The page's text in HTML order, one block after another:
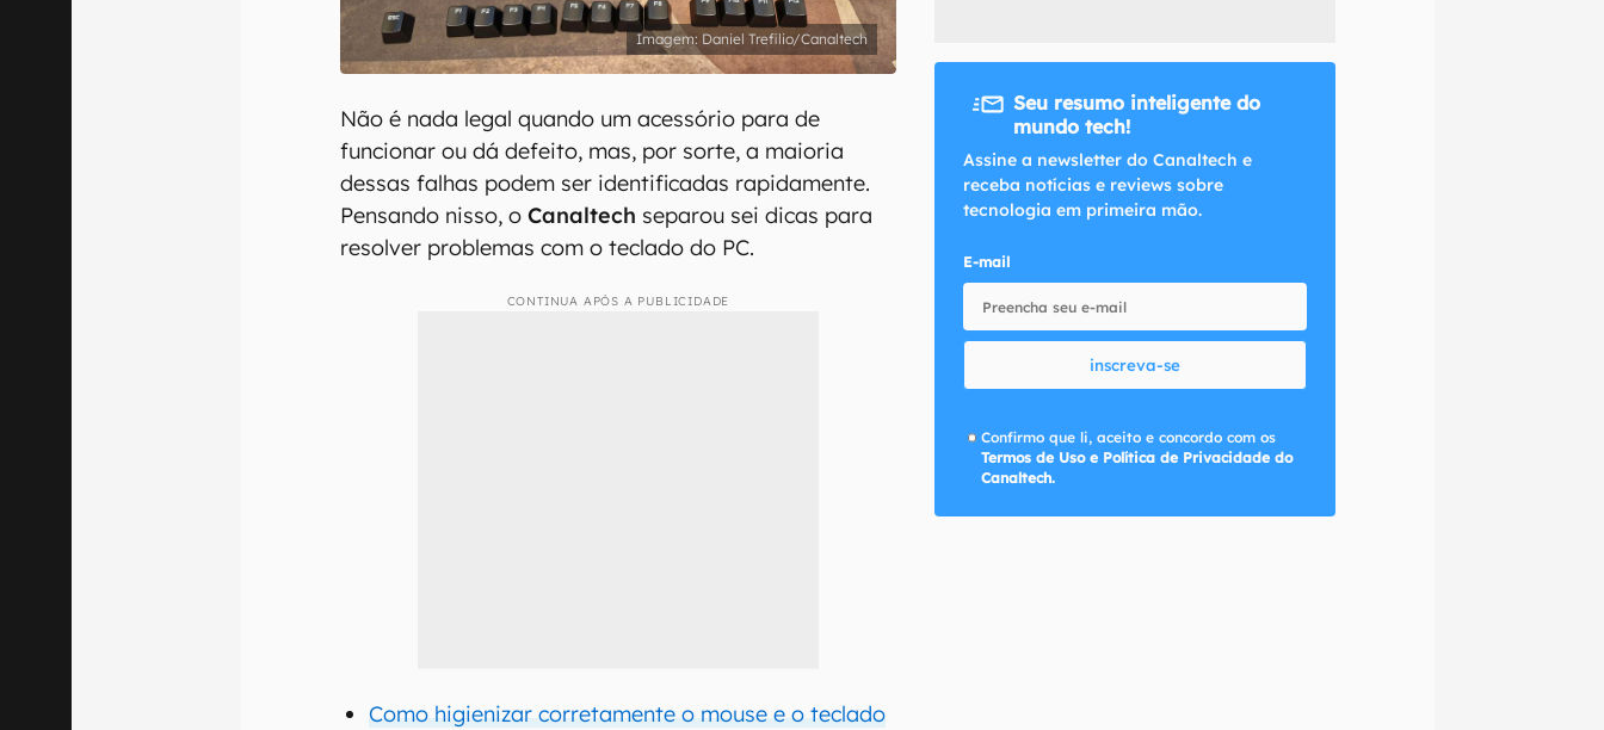
Daniel Trefilio/Canaltech
Não é nada legal quando um acessório para de
funcionar ou dá defeito, mas, por sorte, a maioria
dessas falhas podem ser identificadas rapidamente.
Pensando nisso, oCanaltech separou sei dicas para
resolver problemas com o teclado do PC.
CONTINUA APÓS A PUBLICIDADE
Como higienizar corretamente o mouse e o teclado
Seu resumo inteligente do
mundo tech!
Assine a newsletter do Canaltech e
receba notícias e reviews sobre
tecnologia em primeira mão.
E-mail
inscreva-se
Confirmo que li, aceito e concordo com os
Termos de Uso e Política de Privacidade do
Canaltech.